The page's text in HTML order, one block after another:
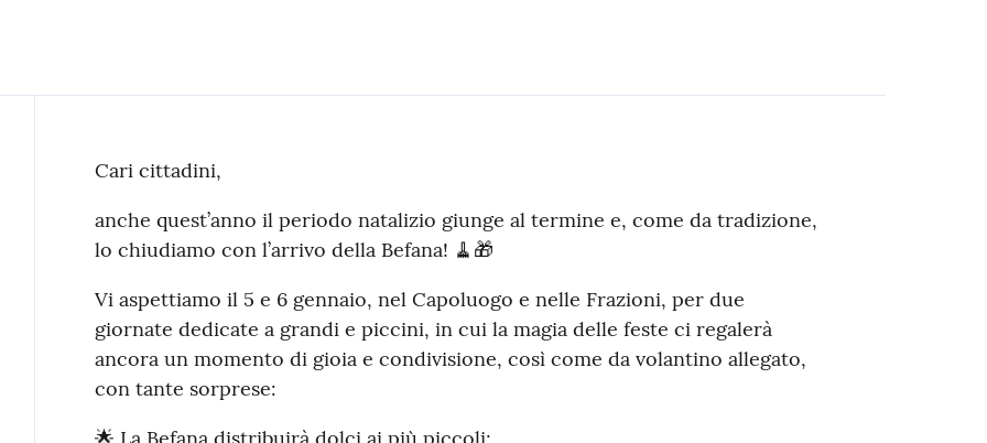
Contenuto
Cari cittadini,
anche quest’anno il periodo natalizio giunge al termine e, come da tradizione,
lo chiudiamo con l’arrivo della Befana! 🧹🎁
Vi aspettiamo il 5 e 6 gennaio, nel Capoluogo e nelle Frazioni, per due
giornate dedicate a grandi e piccini, in cui la magia delle feste ci regalerà
ancora un momento di gioia e condivisione, così come da volantino allegato,
con tante sorprese:
🌟 La Befana distribuirà dolci ai più piccoli;